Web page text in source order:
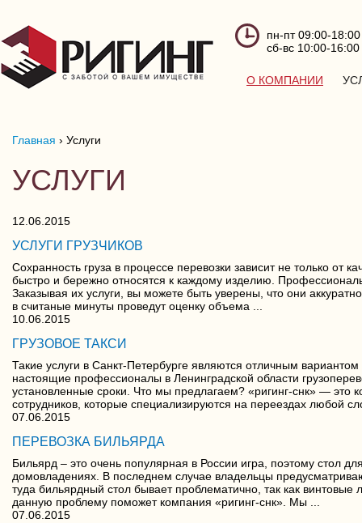
пн-пт 09:00-18:00
сб-вс 10:00-16:00
О КОМПАНИИ
Главная › Услуги
УСЛУГИ
12.06.2015
УСЛУГИ ГРУЗЧИКОВ
Сохранность груза в процессе перевозки зависит не только от
быстро и бережно относятся к каждому изделию.
Заказывая их услуги, вы можете быть уверены, что они
в считаные минуты проведут оценку объема ...
10.06.2015
ГРУЗОВОЕ ТАКСИ
Такие услуги в Санкт-Петербурге являются отличным
настоящие профессионалы в Ленинградской области
установленные сроки. Что мы предлагаем? «ригинг-снк» — это
сотрудников, которые специализируются на переездах любой
07.06.2015
ПЕРЕВОЗКА БИЛЬЯРДА
Бильярд – это очень популярная в России игра, поэтому стол
домовладениях. В последнем случае владельцы
туда бильярдный стол бывает проблематично, так как
данную проблему поможет компания «ригинг-снк». Мы ...
07.06.2015